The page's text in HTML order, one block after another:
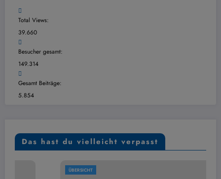
Total Views:
39.660
Besucher gesamt:
149.314
Gesamt Beiträge:
5.854
Das hast du vielleicht verpasst